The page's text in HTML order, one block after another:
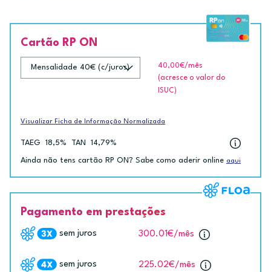
Cartão RP ON
40,00€/mês
(acresce o valor do
ISUC)
Visualizar Ficha de Informação Normalizada
TAEG 18,5% TAN 14,79%
Ainda não tens cartão RP ON? Sabe como aderir online aqui
Pagamento em prestações
sem juros 300.01€/mês
sem juros 225.02€/mês